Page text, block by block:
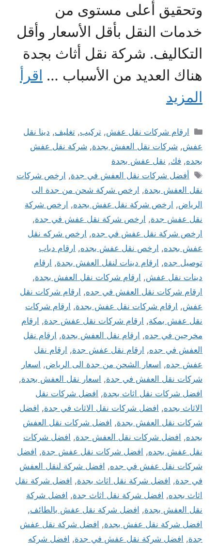
وتحقيق أعلى مستوى من
خدمات النقل بأقل الأسعار وأقل
التكاليف. شركة نقل أثاث بجدة
هناك العديد من الأسباب … اقرأ
المزيد
التصنيفات
ارقام شركات نقل عفش,تركيب,تغليف, دينا نقل
عفش, شركات نقل العفش بجدة, شركة نقل عفش
بجده, فك, نقل عفش بجدة
الوسوم
أفضل شركات نقل العفش في جدة, ارخص شركات
نقل العفش بجدة, ارخص شركة شحن من جدة الى
الرياض, ارخص شركة نقل عفش بجده, ارخص شركة
نقل عفش جدة, ارخص شركة نقل عفش في جدة,
ارخص شركة نقل عفش في جده, ارخص شركه نقل
عفش بجده, ارخص نقل عفش بجده, ارقام دباب
توصيل جده, ارقام دينات لنقل العفش بجدة, ارقام
دينات نقل عفش, ارقام شركات نقل العفش بجدة,
ارقام شركات نقل العفش في جده, ارقام شركات نقل
عفش, ارقام شركات نقل عفش بجدة, ارقام شركات
نقل عفش بمكة, ارقام شركات نقل عفش جدة, ارقام
مخرجين في جده, ارقام نقل العفش بجدة, ارقام نقل
العفش في جده, ارقام نقل عفش جدة, ارقام نقل
عفش جده, اسعار الشحن من جدة الى الرياض, اسعار
شركات نقل العفش في جدة, اسعار نقل العفش بجدة,
افضل شركات نقل اثاث بجدة, افضل شركات نقل
الاثاث بجده, افضل شركات نقل الاثاث في جدة, افضل
شركات نقل العفش بجدة, افضل شركات نقل العفش
بجده, افضل شركات نقل العفش جدة, افضل شركات
نقل عفش بجده, افضل شركات نقل عفش جدة, افضل
شركات نقل عفش في جده, افضل شركة لنقل العفش
في جدة, افضل شركة نقل اثاث بجدة, افضل شركة نقل
اثاث بجده, افضل شركة نقل اثاث جدة, افضل شركة
نقل العفش بجدة, افضل شركة نقل عفش بالطائف,
افضل شركة نقل عفش بجدة, افضل شركة نقل عفش
جدة, افضل شركة نقل عفش في جدة, افضل شركه